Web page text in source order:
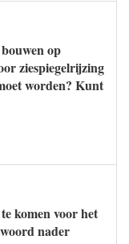
op
ziespiegelrijzing
worden? Kunt
komen voor het
nader